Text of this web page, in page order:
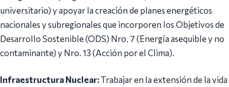
universitario) y apoyar la creación de planes energéticos
nacionales y subregionales que incorporen los Objetivos de
Desarrollo Sostenible (ODS) Nro. 7 (Energía asequible y no
contaminante) y Nro. 13 (Acción por el Clima).
Infraestructura Nuclear:Trabajar en la extensión de la vida